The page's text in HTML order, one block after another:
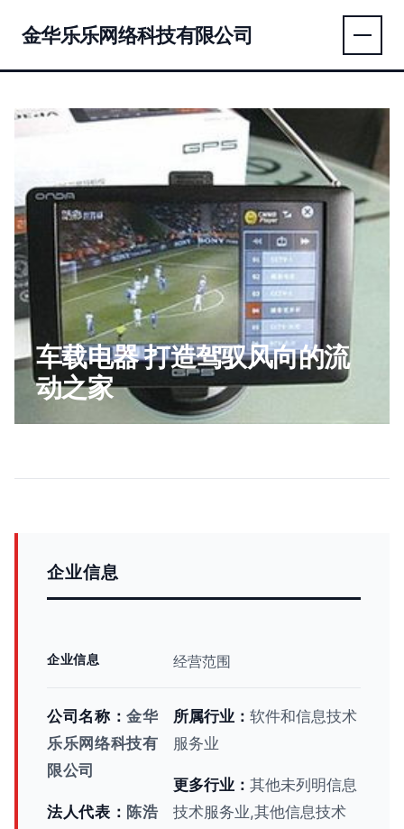
金华乐乐网络科技有限公司
车载电器 打造驾驭风向的流
动之家
企业信息
企业信息 经营范围
公司名称：金华
乐乐网络科技有
限公司
法人代表： 陈浩
所属行业： 软件和信息技术
服务业
更多行业： 其他未列明信息
技术服务业,其他信息技术